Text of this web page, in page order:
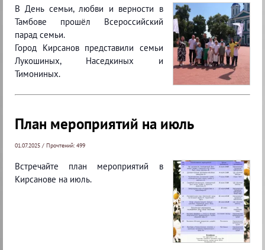
В День семьи, любви и верности в
Тамбове прошëл Всероссийский
парад семьи.
Город Кирсанов представили семьи
Лукошиных, Наседкиных и
Тимониных.
План мероприятий на июль
01.07.2025 / Прочтений: 499
Встречайте план мероприятий в
Кирсанове на июль.